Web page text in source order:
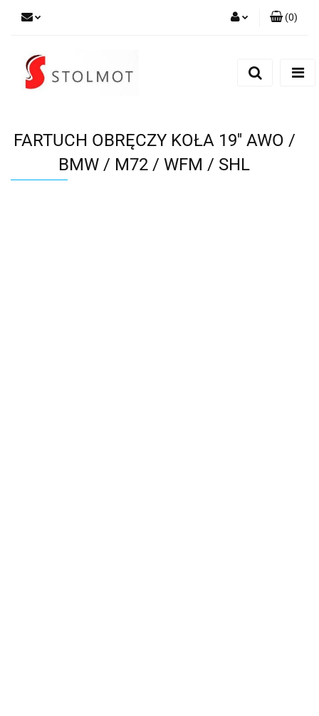
(0)
FARTUCH OBRĘCZY KOŁA 19'' AWO /
BMW / M72 / WFM / SHL